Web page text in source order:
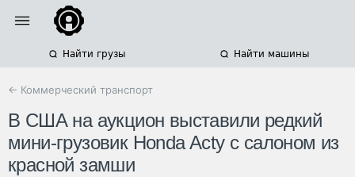
Найти грузы Найти машины
← Коммерческий транспорт
В США на аукцион выставили редкий
мини-грузовик Honda Acty с салоном из
красной замши